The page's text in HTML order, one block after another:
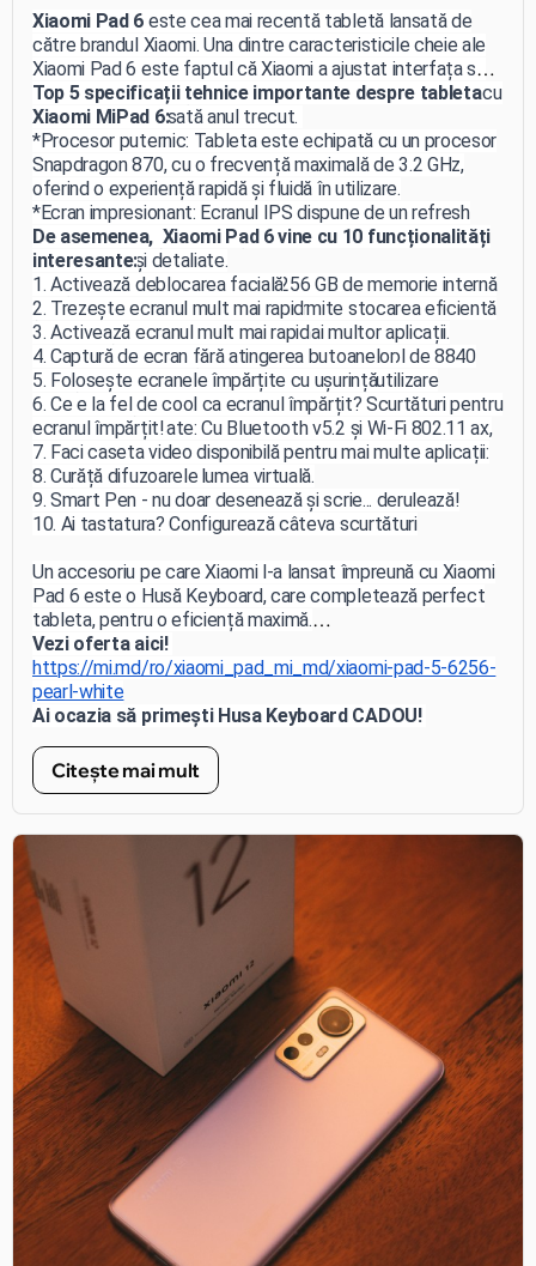
Xiaomi Pad 6 este cea mai recentă tabletă lansată de
către brandul Xiaomi. Una dintre caracteristicile cheie ale
Xiaomi Pad 6 este faptul că Xiaomi a ajustat interfața sa
MIUI pentru a funcționa mai bine pe tablete comparativ cu
Xiaomi Pad 5, lansată anul trecut.
Top 5 specificații tehnice importante despre tableta
Xiaomi MiPad 6:
*Procesor puternic: Tableta este echipată cu un procesor
Snapdragon 870, cu o frecvență maximală de 3.2 GHz,
oferind o experiență rapidă și fluidă în utilizare.
*Ecran impresionant: Ecranul IPS dispune de un refresh
rate de 144 Hz și o rezoluție de 2880 x 1800, asigurând
imagini clare și detaliate.
Spațiu generos de stocare: Cu 256 GB de memorie internă
și 8 GB de RAM, *Xiaomi Pad 6 permite stocarea eficientă
a datelor și utilizarea simultană a mai multor aplicații.
*Durată lungă de viață a bateriei: Bateria Li-Pol de 8840
mAh și încărcarea rapidă de 33 W asigură o utilizare
îndelungată și o reîncărcare rapidă.
*Conexiuni avansate: Cu Bluetooth v5.2 și Wi-Fi 802.11 ax,
Xiaomi Pad 6 oferă conectivitate puternică pentru a te
menține conectat la lumea virtuală.
De asemenea, Xiaomi Pad 6 vine cu 10 funcționalități
interesante:
1. Activează deblocarea facială
2. Trezește ecranul mult mai rapid
3. Activează ecranul mult mai rapid
4. Captură de ecran fără atingerea butoanelor
5. Folosește ecranele împărțite cu ușurință
6. Ce e la fel de cool ca ecranul împărțit? Scurtături pentru
ecranul împărțit!
7. Faci caseta video disponibilă pentru mai multe aplicații:
8. Curăță difuzoarele
9. Smart Pen - nu doar desenează și scrie... derulează!
10. Ai tastatura? Configurează câteva scurtături
Un accesoriu pe care Xiaomi l-a lansat împreună cu Xiaomi
Pad 6 este o Husă Keyboard, care completează perfect
tableta, pentru o eficiență maximă.
Cumpără acum cea mai nouă tabletă Xiaomi Pad 6 în
2023!
Ai ocazia să primești Husa Keyboard CADOU!
Vezi oferta aici!
https://mi.md/ro/xiaomi_pad_mi_md/xiaomi-pad-5-6256-
pearl-white
Citește mai mult